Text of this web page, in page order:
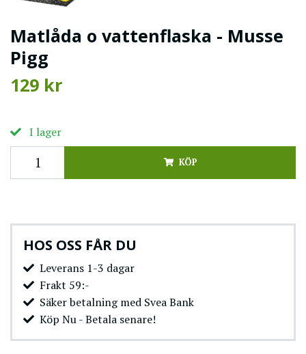
Matlåda o vattenflaska - Musse
Pigg
129 kr
I lager
KÖP
HOS OSS FÅR DU
Leverans 1-3 dagar
Frakt 59:-
Säker betalning med Svea Bank
Köp Nu - Betala senare!